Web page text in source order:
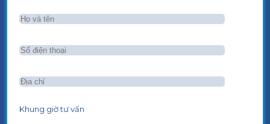
Khung giờ tư vấn